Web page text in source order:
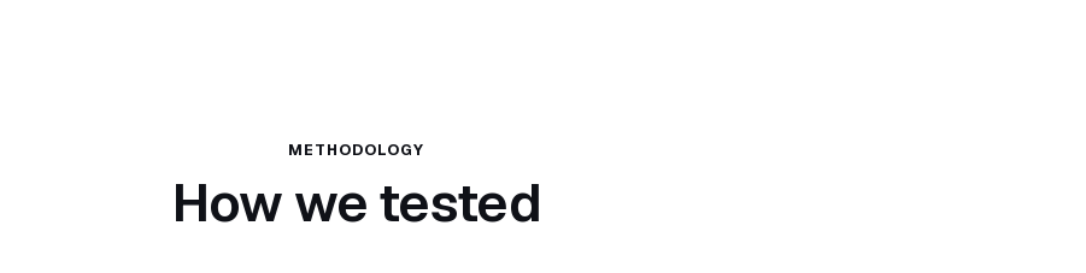
METHODOLOGY
How we tested